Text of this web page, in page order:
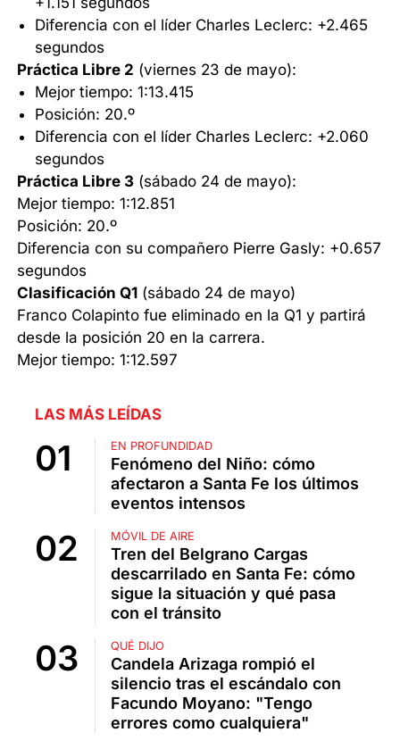
Diferencia con el líder Charles Leclerc: +2.465
segundos
Práctica Libre 2 (viernes 23 de mayo):
Mejor tiempo: 1:13.415
Posición: 20.º
Diferencia con el líder Charles Leclerc: +2.060
segundos
Práctica Libre 3 (sábado 24 de mayo):
Mejor tiempo: 1:12.851
Posición: 20.º
Diferencia con su compañero Pierre Gasly: +0.657
segundos
Clasificación Q1 (sábado 24 de mayo)
Franco Colapinto fue eliminado en la Q1 y partirá
desde la posición 20 en la carrera.
Mejor tiempo: 1:12.597
LAS MÁS LEÍDAS
EN PROFUNDIDAD
Fenómeno del Niño: cómo
afectaron a Santa Fe los últimos
eventos intensos
MÓVIL DE AIRE
Tren del Belgrano Cargas
descarrilado en Santa Fe: cómo
sigue la situación y qué pasa
con el tránsito
QUÉ DIJO
Candela Arizaga rompió el
silencio tras el escándalo con
Facundo Moyano: "Tengo
errores como cualquiera"